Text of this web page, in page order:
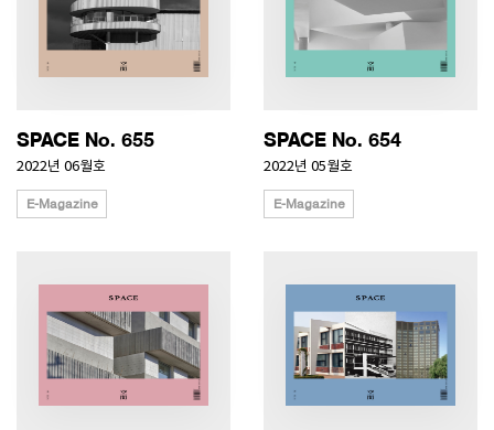
SPACE No. 655
2022년 06월호
E-Magazine
SPACE No. 654
2022년 05월호
E-Magazine